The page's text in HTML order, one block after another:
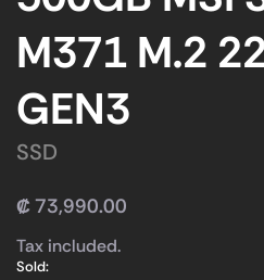
M371 M.2
GEN3
SSD
₡ 73,990.00
Tax included.
Sold: